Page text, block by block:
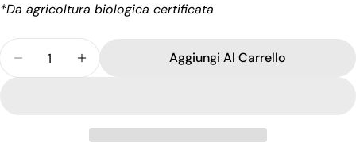
*Da agricoltura biologica certificata
Quantità
Diminuisci La Quantità Per Kit Barba - Scrub
Aumenta La Quantità Per Kit Barba -
Aggiungi Al Carrello